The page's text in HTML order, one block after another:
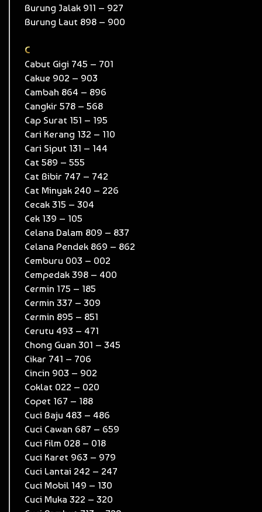
Burung Jalak 911 – 927
Burung Laut 898 – 900
C
Cabut Gigi 745 – 701
Cakue 902 – 903
Cambah 864 – 896
Cangkir 578 – 568
Cap Surat 151 – 195
Cari Kerang 132 – 110
Cari Siput 131 – 144
Cat 589 – 555
Cat Bibir 747 – 742
Cat Minyak 240 – 226
Cecak 315 – 304
Cek 139 – 105
Celana Dalam 809 – 837
Celana Pendek 869 – 862
Cemburu 003 – 002
Cempedak 398 – 400
Cermin 175 – 185
Cermin 337 – 309
Cermin 895 – 851
Cerutu 493 – 471
Chong Guan 301 – 345
Cikar 741 – 706
Cincin 903 – 902
Coklat 022 – 020
Copet 167 – 188
Cuci Baju 483 – 486
Cuci Cawan 687 – 659
Cuci Film 028 – 018
Cuci Karet 963 – 979
Cuci Lantai 242 – 247
Cuci Mobil 149 – 130
Cuci Muka 322 – 320